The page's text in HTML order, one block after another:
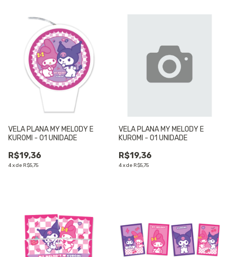
VELA PLANA MY MELODY E
KUROMI - 01 UNIDADE
R$19,36
4xde R$5,75
VELA PLANA MY MELODY E
KUROMI - 01 UNIDADE
R$19,36
4xde R$5,75